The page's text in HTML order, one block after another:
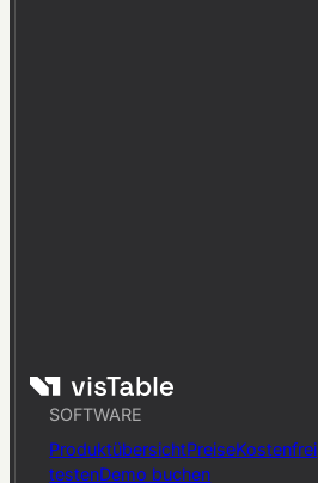
SOFTWARE
ProduktübersichtPreiseKostenfrei
testenDemo buchen